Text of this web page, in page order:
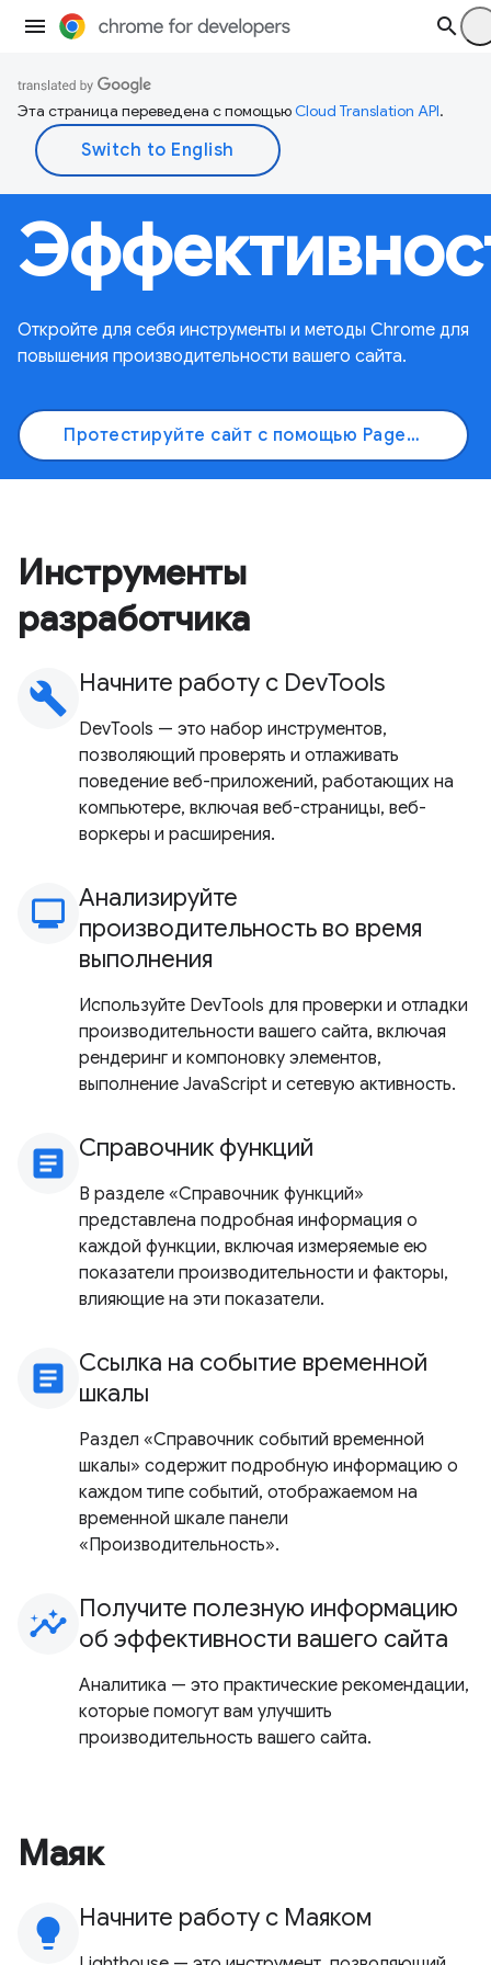
Эта страница переведена с помощьюCloud Translation API.
Откройте для себя инструменты и методы Chrome для
повышения производительности вашего сайта.
Протестируйте сайт с помощью PageSpeed ​​Insights
Инструменты
разработчика
build Начните работу с DevTools
DevTools — это набор инструментов,
позволяющий проверять и отлаживать
поведение веб-приложений, работающих на
компьютере, включая веб-страницы, веб-
воркеры и расширения.
monitoring
Анализируйте
производительность во время
выполнения
Используйте DevTools для проверки и отладки
производительности вашего сайта, включая
рендеринг и компоновку элементов,
выполнение JavaScript и сетевую активность.
article Справочник функций
В разделе «Справочник функций»
представлена ​​подробная информация о
каждой функции, включая измеряемые ею
показатели производительности и факторы,
влияющие на эти показатели.
article Ссылка на событие временной
шкалы
Раздел «Справочник событий временной
шкалы» содержит подробную информацию о
каждом типе событий, отображаемом на
временной шкале панели
«Производительность».
insights Получите полезную информацию
об эффективности вашего сайта
Аналитика — это практические рекомендации,
которые помогут вам улучшить
производительность вашего сайта.
Маяк
lightbulb Начните работу с Маяком